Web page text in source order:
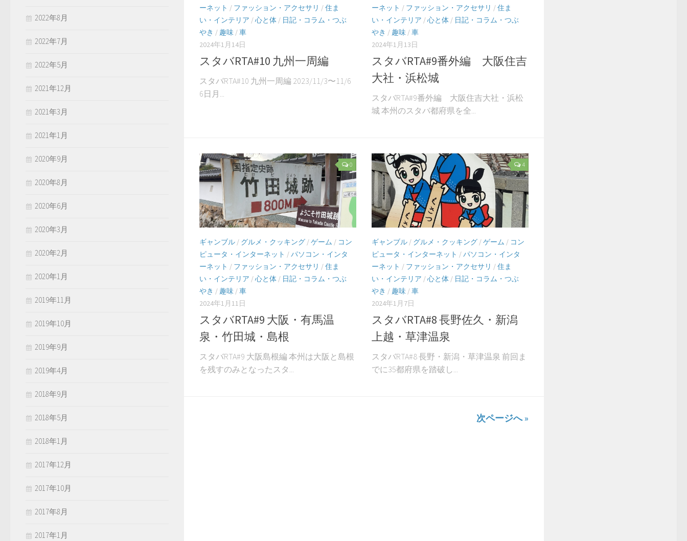
ーネット / ファッション・アクセサリ /住ま
い・インテリア /心と体 / 日記・コラム・つぶ
やき / 趣味 /車
2024年1月14日
スタバRTA#10 九州一周編
スタバRTA#10 九州一周編 2023/11/3〜11/6
6日月...
ーネット / ファッション・アクセサリ /住ま
い・インテリア /心と体 / 日記・コラム・つぶ
やき / 趣味 /車
2024年1月13日
スタバRTA#9番外編 大阪住吉
大社・浜松城
スタバRTA#9番外編 大阪住吉大社・浜松
城 本州のスタバ都府県を全...
0
ギャンブル / グルメ・クッキング /ゲーム / コン
ピュータ・インターネット /パソコン・インタ
ーネット / ファッション・アクセサリ /住ま
い・インテリア /心と体 / 日記・コラム・つぶ
やき / 趣味 /車
2024年1月11日
スタバRTA#9 大阪・有馬温
泉・竹田城・島根
スタバRTA#9 大阪島根編 本州は大阪と島根
を残すのみとなったスタ...
4
ギャンブル / グルメ・クッキング /ゲーム / コン
ピュータ・インターネット /パソコン・インタ
ーネット / ファッション・アクセサリ /住ま
い・インテリア /心と体 / 日記・コラム・つぶ
やき / 趣味 /車
2024年1月7日
スタバRTA#8 長野佐久・新潟
上越・草津温泉
スタバRTA#8 長野・新潟・草津温泉 前回ま
でに35都府県を踏破し...
次ページへ »
2022年8月
2022年7月
2022年5月
2021年12月
2021年3月
2021年1月
2020年9月
2020年8月
2020年6月
2020年3月
2020年2月
2020年1月
2019年11月
2019年10月
2019年9月
2019年4月
2018年9月
2018年5月
2018年1月
2017年12月
2017年10月
2017年8月
2017年1月